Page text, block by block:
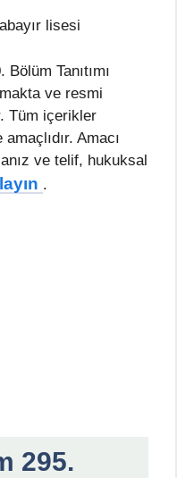
lisesi
Tanıtımı
ve resmi
Tüm içerikler
Amacı
ve telif, hukuksal
.
295.